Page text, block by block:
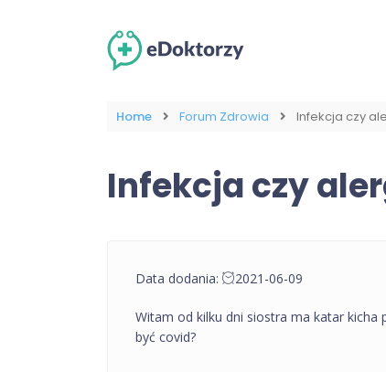
Home Forum Zdrowia Infekcja czy
Infekcja czy
Data dodania: 2021-06-09
Witam od kilku dni siostra ma katar kicha
być covid?